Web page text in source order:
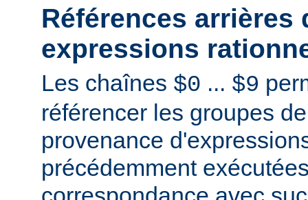
Références arrières
expressions
Les chaînes $0 ... $9
référencer les groupes
provenance
précédemment